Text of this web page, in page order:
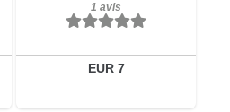
1 avis
EUR 7
Détails
Réserver